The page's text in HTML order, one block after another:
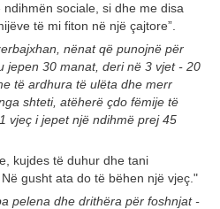
sociale, si dhe me disa
të mi fiton në një çajtore”.
nënat që punojnë për
jepen 30 manat, deri në 3 vjet - 20
të ardhura të ulëta dhe merr
shteti, atëherë çdo fëmije të
vjeç i jepet një ndihmë prej 45
kujdes të duhur dhe tani
gusht ata do të bëhen një vjeç."
pelena dhe drithëra për foshnjat -